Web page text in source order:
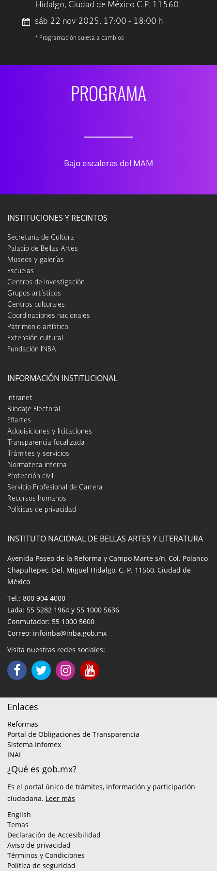
Hidalgo, Ciudad de México C.P. 11560
sáb 22 nov 2025, 17:00 - 18:00 h
* Programación sujeta a cambios
PROGRAMA
Bajo escaleras del MAM
INSTITUCIONES Y RECINTOS
Secretaría de Cultura
Palacio de Bellas Artes
Museos y galerías
Escuelas
Centros de investigación
Grupos artísticos
Centros culturales
Coordinaciones nacionales
Patrimonio artístico
Extensión cultural
Fundación INBA
INFORMACIÓN INSTITUCIONAL
Intranet
Blindaje Electoral
Efiartes
Adquisiciones y licitaciones
Transparencia focalizada
Trámites y servicios
Normateca interna
Protección civil
Servicio Profesional de Carrera
Recursos humanos
Políticas de privacidad
INSTITUTO NACIONAL DE BELLAS ARTES Y LITERATURA
Avenida Paseo de la Reforma y Campo Marte s/n, Col. Polanco
Chapultepec, Del. Miguel Hidalgo, C. P. 11560, Ciudad de
México
Tel.: 800 904 4000
Lada: 55 5282 1964 y 55 1000 5636
Conmutador: 55 1000 5600
Correo: infoinba@inba.gob.mx
Visita nuestras redes sociales:
Enlaces
Reformas
Portal de Obligaciones de Transparencia
Sistema Infomex
INAI
¿Qué es gob.mx?
Es el portal único de trámites, información y participación
ciudadana. Leer más
English
Temas
Declaración de Accesibilidad
Aviso de privacidad
Términos y Condiciones
Política de seguridad